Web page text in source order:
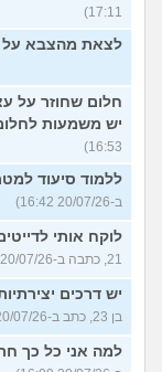
17:11)
לצאת מהצבא על
חלום שחוזר על
יש משמעות
16:53)
ללמוד סיעוד
ב-20/07/26 16:42)
לוקח אותי
21, כתבה ב-20/07/26 16:31)
יש דרכים
בן 23, כתב ב-20/07/26 16:20)
למה אני כל כך